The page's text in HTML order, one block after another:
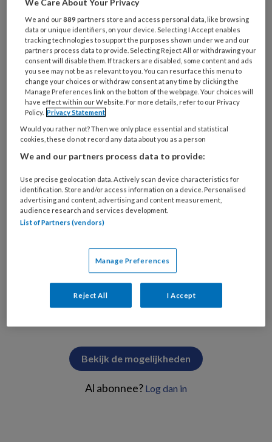
hbo-verpleegkundigen op tot EBP-
coaches die aanspreekpunt zijn in hun
team.
Foto: Manja Herrebrugh
Bekijk de mogelijkheden
Al abonnee? Log dan in
We Care About Your Privacy
We and our889 partners store and access personal data, like browsing
data or unique identifiers, on your device. Selecting I Accept enables
tracking technologies to support the purposes shown under we and our
partners process data to provide. Selecting Reject All or withdrawing your
consent will disable them. If trackers are disabled, some content and ads
you see may not be as relevant to you. You can resurface this menu to
change your choices or withdraw consent at any time by clicking the
Manage Preferences link on the bottom of the webpage. Your choices will
have effect within our Website. For more details, refer to our Privacy
Policy. Privacy Statement
Would you rather not? Then we only place essential and statistical
cookies, these do not record any data about you as a person
We and our partners process data to provide:
Use precise geolocation data. Actively scan device characteristics for
identification. Store and/or access information on a device. Personalised
advertising and content, advertising and content measurement,
audience research and services development.
List of Partners (vendors)
Manage Preferences
Reject All I Accept